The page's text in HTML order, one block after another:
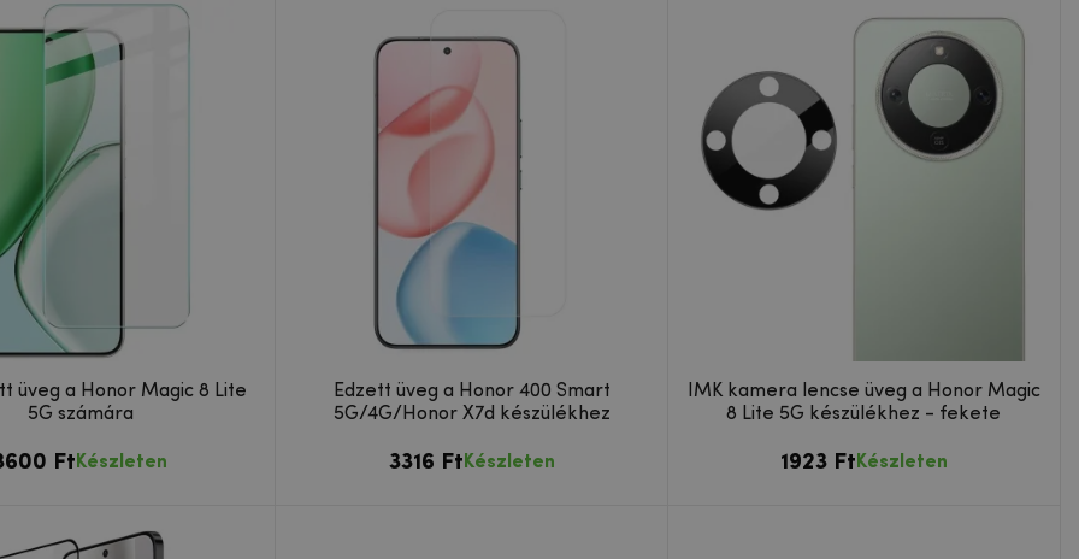
üveg a Honor Magic 8 Lite
5G számára
FtKészleten
Edzett üveg a Honor 400 Smart
5G/4G/Honor X7d készülékhez
3316 FtKészleten
IMK kamera lencse üveg a Honor Magic
8 Lite 5G készülékhez - fekete
1923 FtKészleten